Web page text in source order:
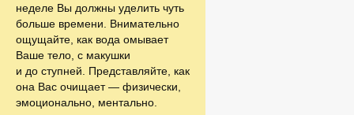
неделе Вы должны уделить чуть
больше времени. Внимательно
ощущайте, как вода омывает
Ваше тело, с макушки
и до ступней. Представляйте, как
она Вас очищает — физически,
эмоционально, ментально.